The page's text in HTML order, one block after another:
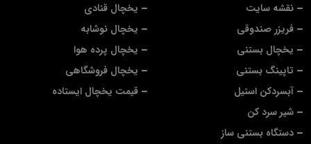
یخچال قنادی
یخچال نوشابه
یخچال پرده هوا
یخچال فروشگاهی
قیمت یخچال ایستاده
نقشه سایت
فریزر صندوقی
یخچال بستنی
تاپینگ بستنی
آبسردکن استیل
شیر سرد کن
دستگاه بستنی ساز